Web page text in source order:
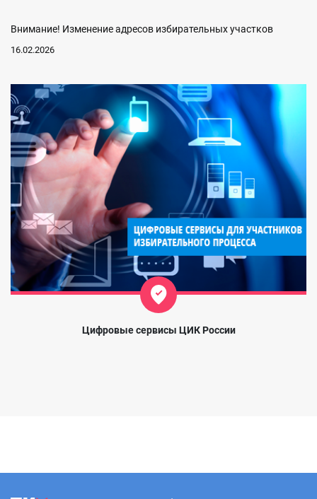
Внимание! Изменение адресов избирательных участков
16.02.2026
Цифровые сервисы ЦИК России